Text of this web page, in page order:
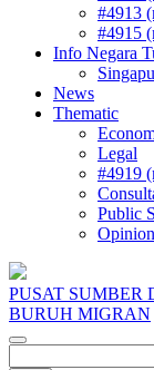
#4913
#4915
Info Negara
News
Thematic
Legal
#4919
Public
Opinion
PUSAT SUMBER
BURUH MIGRAN